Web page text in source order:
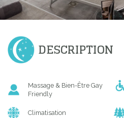
DESCRIPTION
Massage & Bien-Être Gay
Friendly
Climatisation